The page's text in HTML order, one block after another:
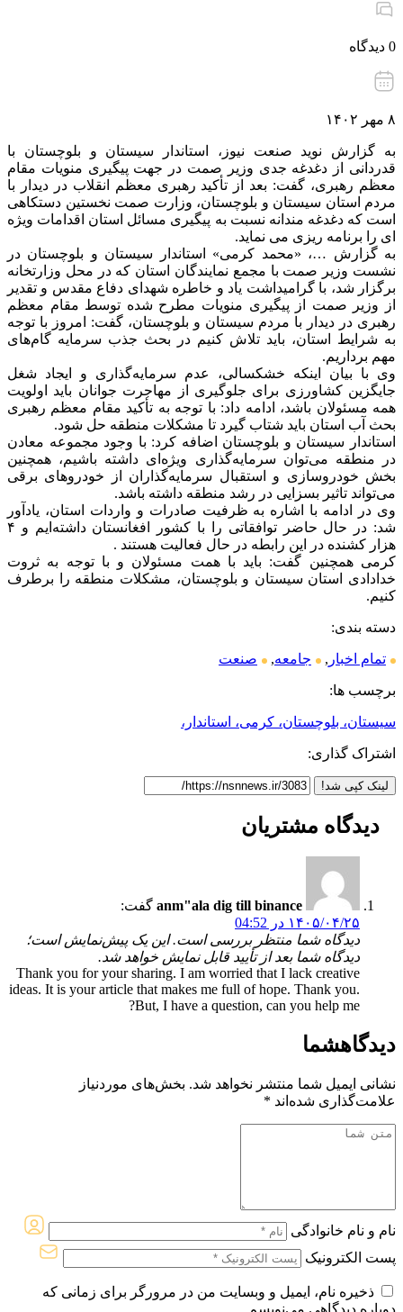
0 دیدگاه
۸ مهر ۱۴۰۲
به گزارش نوید صنعت نیوز، استاندار سیستان و بلوچستان با
قدردانی از دغدغه جدی وزیر صمت در جهت پیگیری منویات مقام
معظم رهبری، گفت: بعد از تأکید رهبری معظم انقلاب در دیدار با
مردم استان سیستان و بلوچستان، وزارت صمت نخستین دستکاهی
است که دغدغه مندانه نسبت به پیگیری مسائل استان اقدامات ویژه
ای را برنامه ریزی می نماید.
به گزارش …، «محمد کرمی» استاندار سیستان و بلوچستان در
نشست وزیر صمت با مجمع نمایندگان استان که در محل وزارتخانه
برگزار شد، با گرامیداشت یاد و خاطره شهدای دفاع مقدس و تقدیر
از وزیر صمت از پیگیری منویات مطرح شده توسط مقام معظم
رهبری در دیدار با مردم سیستان و بلوچستان، گفت: امروز با توجه
به شرایط استان، باید تلاش کنیم در بحث جذب سرمایه گام‌های
مهم برداریم.
وی با بیان اینکه خشکسالی، عدم سرمایه‌گذاری و ایجاد شغل
جایگزین کشاورزی برای جلوگیری از مهاجرت جوانان باید اولويت
همه مسئولان باشد، ادامه داد: با توجه به تأکید مقام معظم رهبری
بحث آب استان باید شتاب گیرد تا مشکلات منطقه حل شود.
استاندار سیستان و بلوچستان اضافه کرد: با وجود مجموعه معادن
در منطقه می‌توان سرمایه‌گذاری ویژه‌ای داشته باشیم، همچنین
بخش خودروسازی و استقبال سرمایه‌گذاران از خودروهای برقی
می‌تواند تاثیر بسزایی در رشد منطقه داشته باشد.
وی در ادامه با اشاره به ظرفیت صادرات و واردات استان، یادآور
شد: در حال حاضر توافقاتی را با کشور افغانستان داشته‌ایم و ۴
هزار کشنده در این رابطه در حال فعالیت هستند .
کرمی همچنین گفت: باید با همت مسئولان و با توجه به ثروت
خدادادی استان سیستان و بلوچستان، مشکلات منطقه را برطرف
کنیم.
دسته بندی:
تمام اخبار , جامعه, صنعت
برچسب ها:
سیستان، بلوچستان، کرمی، استاندار،
اشتراک گذاری:
لینک کپی شد!
دیدگاه مشتریان
anm"ala dig till binance گفت:
۱۴۰۵/۰۴/۲۵ در 04:52
دیدگاه شما منتظر بررسی است. این یک پیش‌نمایش است؛
دیدگاه شما بعد از تأیید قابل نمایش خواهد شد.
Thank you for your sharing. I am worried that I lack creative
ideas. It is your article that makes me full of hope. Thank you.
But, I have a question, can you help me?
دیدگاهشما
نشانی ایمیل شما منتشر نخواهد شد. بخش‌های موردنیاز
علامت‌گذاری شده‌اند *
نام و نام خانوادگی
پست الکترونیک
ذخیره نام، ایمیل و وبسایت من در مرورگر برای زمانی که
دوباره دیدگاهی می‌نویسم.